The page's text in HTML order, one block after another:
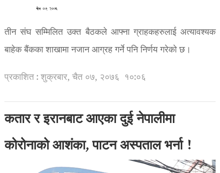
तीन संघ सम्मिलित उक्त बैठकले आफ्ना ग्राहकहरुलाई अत्यावश्यक
बाहेक बैंकका शाखामा नजान आग्रह गर्ने पनि निर्णय गरेको छ।
प्रकाशित : शुक्रबार, चैत ०७, २०७६ १०:०६
कतार र इरानबाट आएका दुई नेपालीमा
कोरोनाको आशंका, पाटन अस्पताल भर्ना !